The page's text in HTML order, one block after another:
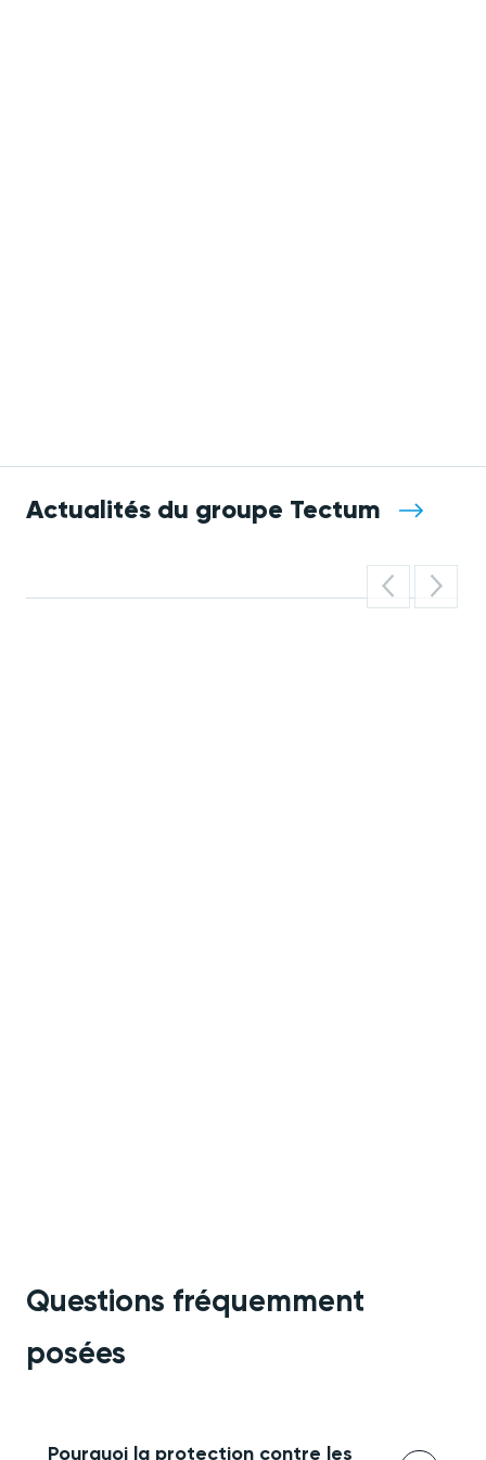
Actualités du groupe Tectum
Questions fréquemment
posées
Pourquoi la protection contre les